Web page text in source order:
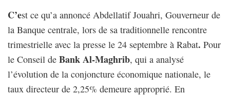
C’est ce qu’a annoncé Abdellatif Jouahri, Gouverneur de
la Banque centrale, lors de sa traditionnelle rencontre
trimestrielle avec la presse le 24 septembre à Rabat. Pour
le Conseil de Bank Al-Maghrib, qui a analysé
l’évolution de la conjoncture économique nationale, le
taux directeur de 2,25% demeure approprié. En